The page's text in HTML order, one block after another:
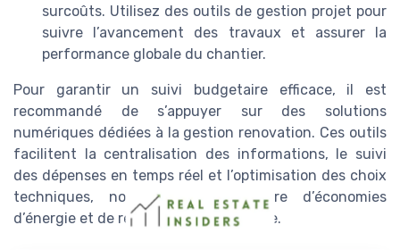
surcoûts. Utilisez des outils de gestion projet pour
suivre l’avancement des travaux et assurer la
performance globale du chantier.
Pour garantir un suivi budgetaire efficace, il est
recommandé de s’appuyer sur des solutions
numériques dédiées à la gestion renovation. Ces outils
facilitent la centralisation des informations, le suivi
des dépenses en temps réel et l’optimisation des choix
techniques, notamment en matière d’économies
d’énergie et de rénovation énergétique.